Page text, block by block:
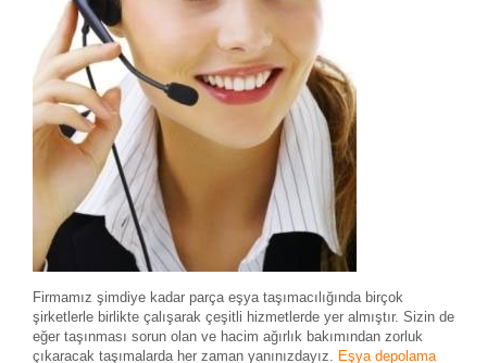
Firmamız şimdiye kadar parça eşya taşımacılığında birçok
şirketlerle birlikte çalışarak çeşitli hizmetlerde yer almıştır. Sizin de
eğer taşınması sorun olan ve hacim ağırlık bakımından zorluk
çıkaracak taşımalarda her zaman yanınızdayız.
Eşya depolama